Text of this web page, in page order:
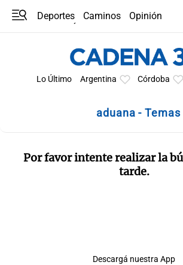
Deportes Caminos
Opinión
Lo Último Argentina Córdoba
aduana - Temas
Por favor intente realizar la
tarde.
Descargá nuestra App